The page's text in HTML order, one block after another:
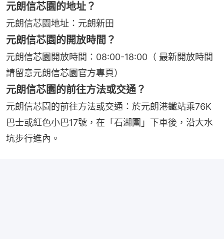
元朗信芯園的地址？
元朗信芯園地址：元朗新田
元朗信芯園的開放時間？
元朗信芯園開放時間：08:00-18:00（ 最新開放時間
請留意元朗信芯園官方專頁）
元朗信芯園的前往方法或交通？
元朗信芯園的前往方法或交通：於元朗港鐵站乘76K
巴士或紅色小巴17號，在「石湖圍」下車後，沿大水
坑步行進內。